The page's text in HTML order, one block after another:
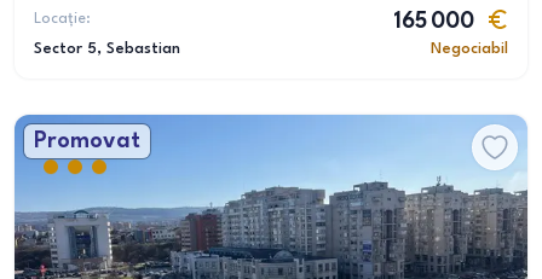
Locație:
Sector 5, Sebastian
165 000
Negociabil
Promovat